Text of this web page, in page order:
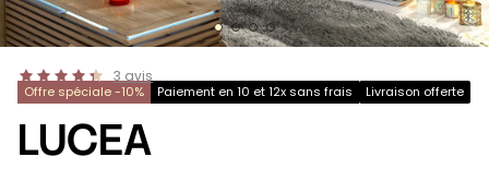
3 avis
Offre spéciale -10% Paiement en 10 et 12x sans frais Livraison offerte
LUCEA